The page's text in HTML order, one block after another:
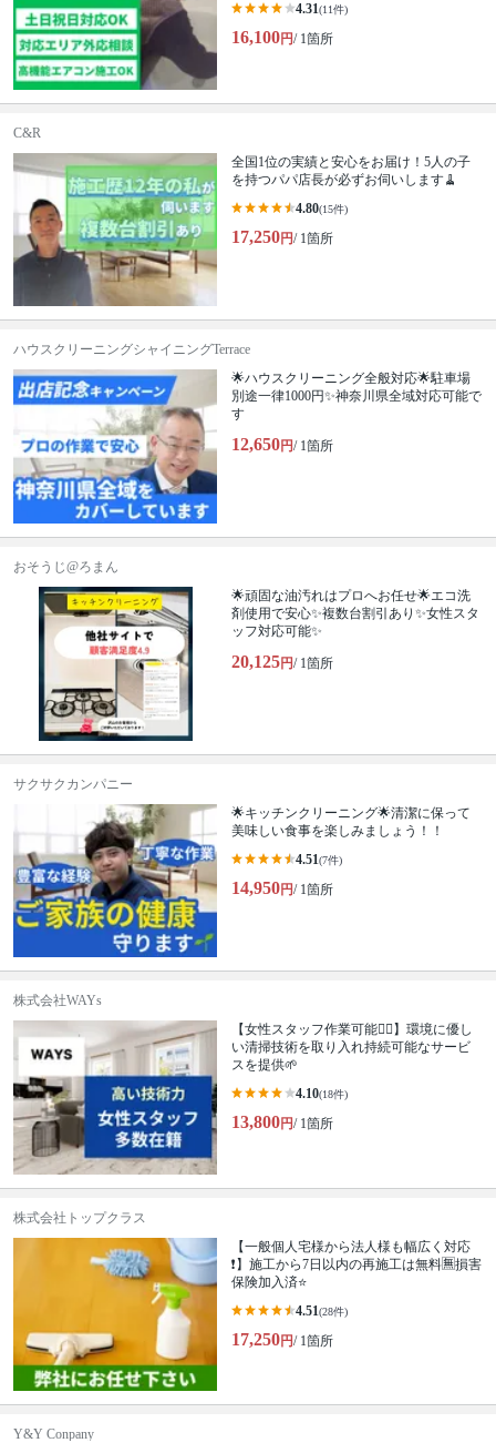
4.31(11件)
16,100円/ 1箇所
C&R
全国1位の実績と安心をお届け！5人の子
を持つパパ店長が必ずお伺いします🧹
4.80(15件)
17,250円/ 1箇所
ハウスクリーニングシャイニングTerrace
🌟ハウスクリーニング全般対応🌟駐車場
別途一律1000円✨神奈川県全域対応可能で
す
12,650円/ 1箇所
おそうじ@ろまん
🌟頑固な油汚れはプロへお任せ🌟エコ洗
剤使用で安心✨複数台割引あり✨女性スタ
ッフ対応可能✨
20,125円/ 1箇所
サクサクカンパニー
🌟キッチンクリーニング🌟清潔に保って
美味しい食事を楽しみましょう！！
4.51(7件)
14,950円/ 1箇所
株式会社WAYs
【女性スタッフ作業可能🙆‍♀️】環境に優し
い清掃技術を取り入れ持続可能なサービ
スを提供🌱
4.10(18件)
13,800円/ 1箇所
株式会社トップクラス
【一般個人宅様から法人様も幅広く対応
❗️】施工から7日以内の再施工は無料🈚️損害
保険加入済⭐️
4.51(28件)
17,250円/ 1箇所
Y&Y Conpany